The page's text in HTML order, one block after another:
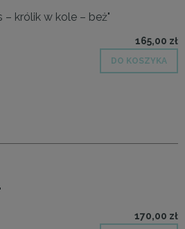
– królik w kole – beż"
165,00 zł
DO KOSZYKA
170,00 zł